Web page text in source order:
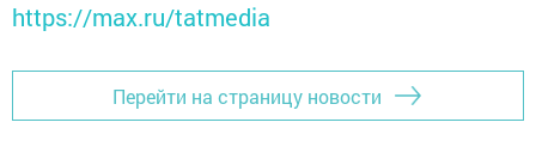
https://max.ru/tatmedia
Перейти на страницу новости